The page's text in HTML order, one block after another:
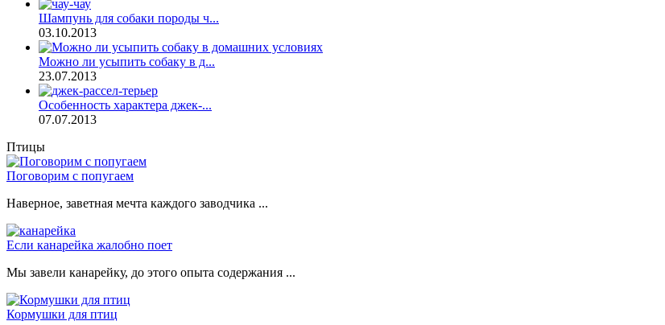
Шампунь для собаки породы ч...
03.10.2013
Можно ли усыпить собаку в д...
23.07.2013
Особенность характера джек-...
07.07.2013
Птицы
Поговорим с попугаем
Наверное, заветная мечта каждого заводчика ...
Если канарейка жалобно поет
Мы завели канарейку, до этого опыта содержания ...
Кормушки для птиц